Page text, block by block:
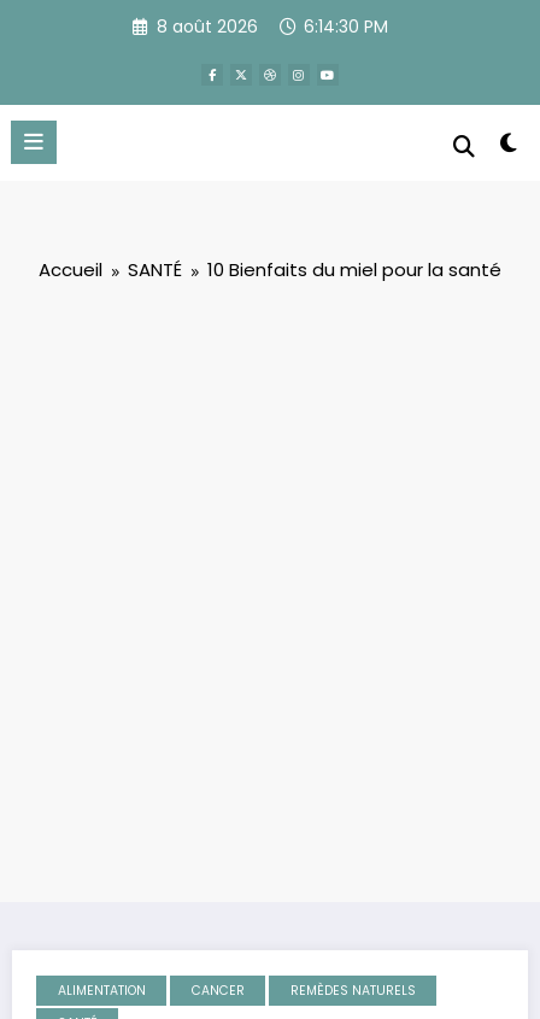
8 août 2026 6:14:31 PM
Accueil SANTÉ 10 Bienfaits du miel pour la santé
ALIMENTATION CANCER
REMÈDES NATURELS